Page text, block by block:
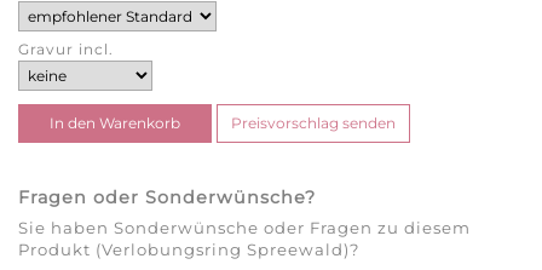
Gravur incl.
Fragen oder Sonderwünsche?
Sie haben Sonderwünsche oder Fragen zu diesem
Produkt (Verlobungsring Spreewald)?